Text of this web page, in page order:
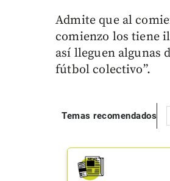
Admite que al
comienzo los tiene
así lleguen algunas
fútbol colectivo”.
Temas recomendados